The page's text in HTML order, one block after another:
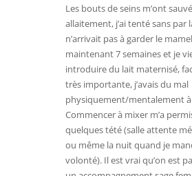
Les bouts de seins m’ont
allaitement, j’ai tenté sans par
n’arrivait pas à garder le
maintenant 7 semaines et je
introduire du lait maternisé,
très importante, j’avais du mal
physiquement/mentalement
Commencer à mixer m’a
quelques tété (salle attente
ou même la nuit quand je
volonté). Il est vrai qu’on est